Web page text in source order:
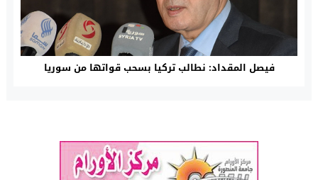
فيصل المقداد: نطالب تركيا بسحب قواتها من سوريا